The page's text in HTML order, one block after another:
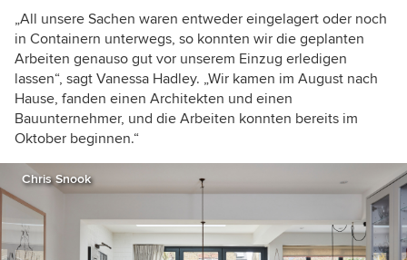
„All unsere Sachen waren entweder eingelagert oder noch
in Containern unterwegs, so konnten wir die geplanten
Arbeiten genauso gut vor unserem Einzug erledigen
lassen“, sagt Vanessa Hadley. „Wir kamen im August nach
Hause, fanden einen Architekten und einen
Bauunternehmer, und die Arbeiten konnten bereits im
Oktober beginnen.“
Chris Snook